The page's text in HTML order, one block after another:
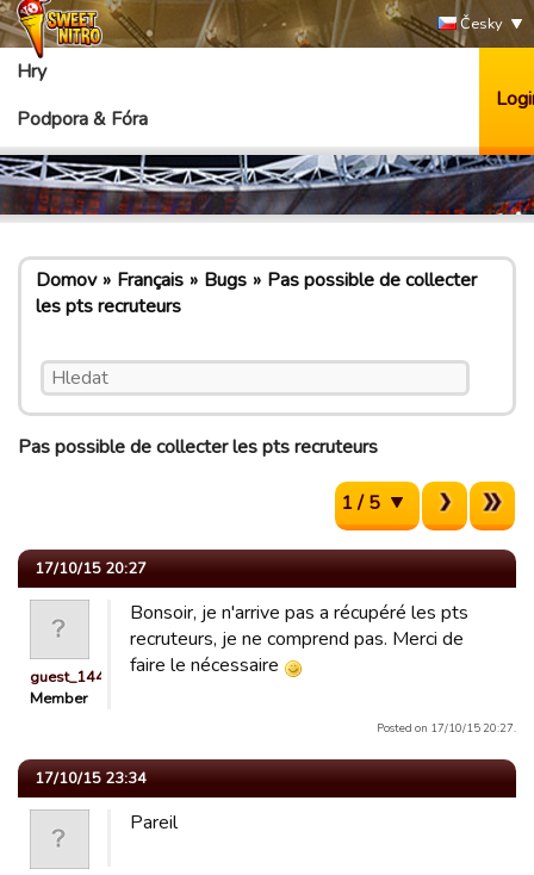
Česky
Hry
Podpora & Fóra
Domov Français Bugs
Pas possible de collecter
les pts recruteurs
Pas possible de collecter les pts recruteurs
1 / 5
17/10/15 20:27
guest_1442478815709
Member
Bonsoir, je n'arrive pas a récupéré les pts
recruteurs, je ne comprend pas. Merci de
faire le nécessaire
Posted on 17/10/15 20:27.
17/10/15 23:34
Pareil